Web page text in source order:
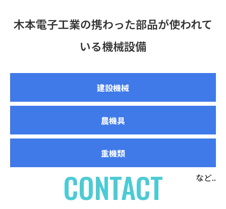
木本電子工業の携わった部品が使われて
いる機械設備
建設機械
農機具
重機類
など..
CONTACT